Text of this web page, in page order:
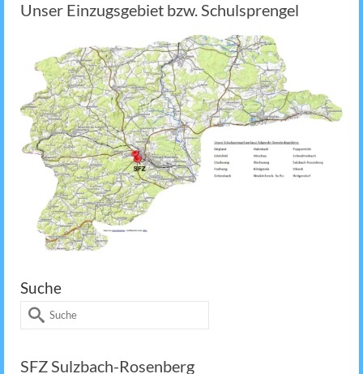
Unser Einzugsgebiet bzw. Schulsprengel
Suche
Suche
SFZ Sulzbach-Rosenberg